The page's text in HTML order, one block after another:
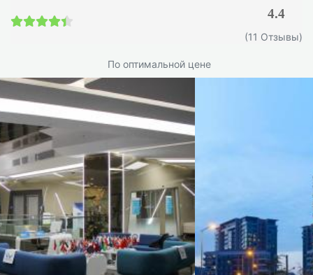
4.4
(11 Отзывы)
По оптимальной цене